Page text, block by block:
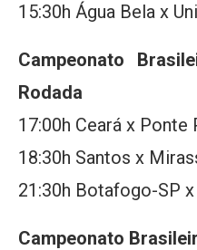
15:30h Água Bela x
Campeonato
Rodada
17:00h Ceará x Ponte
18:30h Santos x
21:30h Botafogo-SP
Campeonato